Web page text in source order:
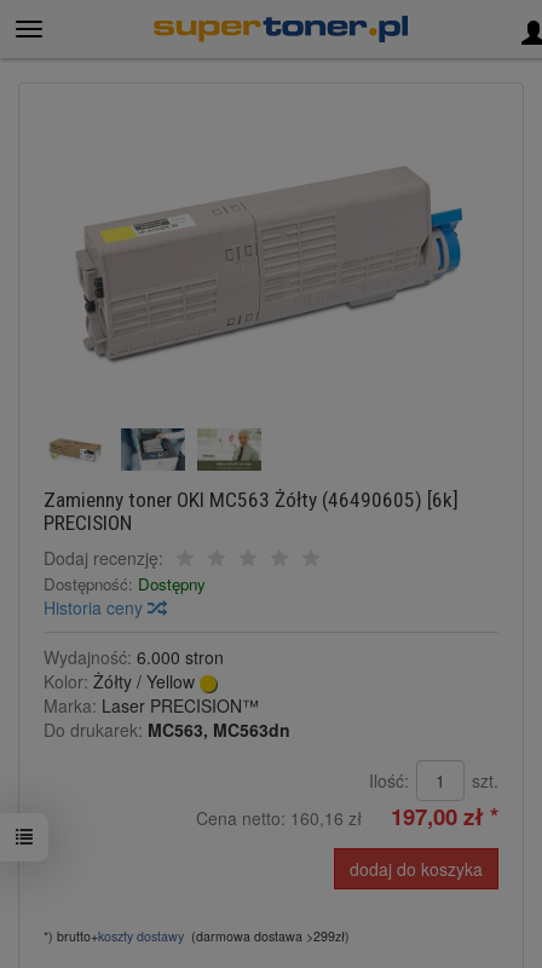
Zamienny toner OKI MC563 Żółty (46490605) [6k]
PRECISION
Dodaj recenzję:
Dostępność: Dostępny
Historia ceny
Wydajność: 6.000 stron
Kolor: Żółty / Yellow
Marka: Laser PRECISION™
Do drukarek: MC563, MC563dn
Ilość:
szt.
Cena netto: 160,16 zł 197,00 zł *
dodaj do koszyka
*) brutto+koszty dostawy (darmowa dostawa >299zł)